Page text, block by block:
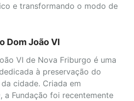
e transformando o modo de
Dom João VI
VI de Nova Friburgo é uma
à preservação do
cidade. Criada em
a Fundação foi recentemente